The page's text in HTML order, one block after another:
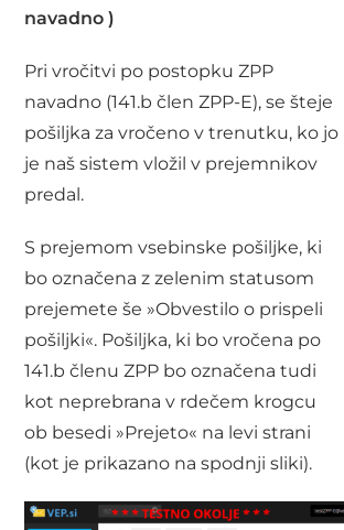
navadno )
Pri vročitvi po postopku ZPP
navadno (141.b člen ZPP-E), se šteje
pošiljka za vročeno v trenutku, ko jo
je naš sistem vložil v prejemnikov
predal.
S prejemom vsebinske pošiljke, ki
bo označena z zelenim statusom
prejemete še »Obvestilo o prispeli
pošiljki«. Pošiljka, ki bo vročena po
141.b členu ZPP bo označena tudi
kot neprebrana v rdečem krogcu
ob besedi »Prejeto« na levi strani
(kot je prikazano na spodnji sliki).